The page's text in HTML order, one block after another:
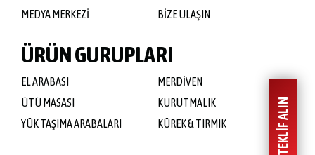
MEDYA MERKEZİ
BİZE ULAŞIN
ÜRÜN GURUPLARI
EL ARABASI
MERDİVEN
ÜTÜ MASASI
KURUTMALIK
YÜK TAŞIMA ARABALARI
KÜREK & TIRMIK